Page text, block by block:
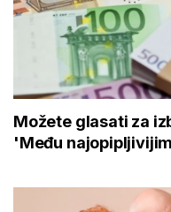
Možete glasati za
'Među